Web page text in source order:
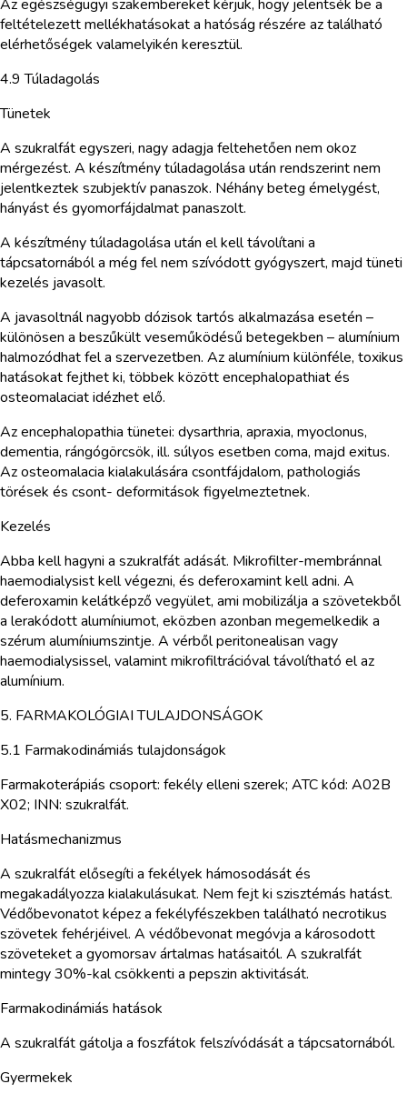
Az egészségügyi szakembereket kérjük, hogy jelentsék be a
feltételezett mellékhatásokat a hatóság részére az található
elérhetőségek valamelyikén keresztül.
4.9 Túladagolás
Tünetek
A szukralfát egyszeri, nagy adagja feltehetően nem okoz
mérgezést. A készítmény túladagolása után rendszerint nem
jelentkeztek szubjektív panaszok. Néhány beteg émelygést,
hányást és gyomorfájdalmat panaszolt.
A készítmény túladagolása után el kell távolítani a
tápcsatornából a még fel nem szívódott gyógyszert, majd tüneti
kezelés javasolt.
A javasoltnál nagyobb dózisok tartós alkalmazása esetén –
különösen a beszűkült veseműködésű betegekben – alumínium
halmozódhat fel a szervezetben. Az alumínium különféle, toxikus
hatásokat fejthet ki, többek között encephalopathiat és
osteomalaciat idézhet elő.
Az encephalopathia tünetei: dysarthria, apraxia, myoclonus,
dementia, rángógörcsök, ill. súlyos esetben coma, majd exitus.
Az osteomalacia kialakulására csontfájdalom, pathologiás
törések és csont- deformitások figyelmeztetnek.
Kezelés
Abba kell hagyni a szukralfát adását. Mikrofilter-membránnal
haemodialysist kell végezni, és deferoxamint kell adni. A
deferoxamin kelátképző vegyület, ami mobilizálja a szövetekből
a lerakódott alumíniumot, eközben azonban megemelkedik a
szérum alumíniumszintje. A vérből peritonealisan vagy
haemodialysissel, valamint mikrofiltrációval távolítható el az
alumínium.
5. FARMAKOLÓGIAI TULAJDONSÁGOK
5.1 Farmakodinámiás tulajdonságok
Farmakoterápiás csoport: fekély elleni szerek; ATC kód: A02B
X02; INN: szukralfát.
Hatásmechanizmus
A szukralfát elősegíti a fekélyek hámosodását és
megakadályozza kialakulásukat. Nem fejt ki szisztémás hatást.
Védőbevonatot képez a fekélyfészekben található necrotikus
szövetek fehérjéivel. A védőbevonat megóvja a károsodott
szöveteket a gyomorsav ártalmas hatásaitól. A szukralfát
mintegy 30%-kal csökkenti a pepszin aktivitását.
Farmakodinámiás hatások
A szukralfát gátolja a foszfátok felszívódását a tápcsatornából.
Gyermekek